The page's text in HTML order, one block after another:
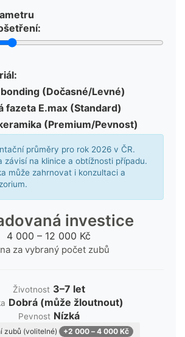
(Dočasné/Levné)
fazeta E.max (Standard)
(Premium/Pevnost)
průměry pro rok 2026 v ČR.
závisí na klinice a obtížnosti případu.
může zahrnovat i konzultaci a
investice
4 000 – 12 000 Kč
za vybraný počet zubů
Životnost 3–7 let
Dobrá (může žloutnout)
Pevnost Nízká
zubů (volitelné) +2 000 – 4 000 Kč